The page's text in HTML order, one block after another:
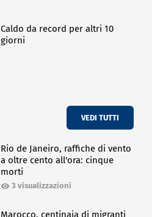
Caldo da record per altri 10
giorni
VEDI TUTTI
Rio de Janeiro, raffiche di vento
a oltre cento all'ora: cinque
morti
3 visualizzazioni
Marocco, centinaia di migranti